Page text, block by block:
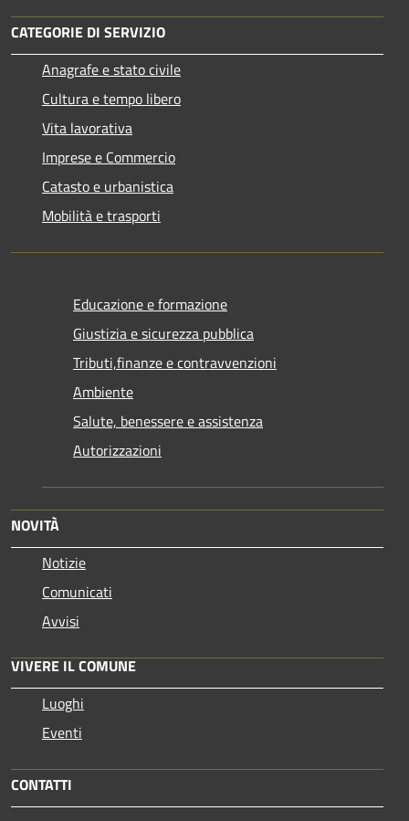
CATEGORIE DI SERVIZIO
Anagrafe e stato civile
Cultura e tempo libero
Vita lavorativa
Imprese e Commercio
Catasto e urbanistica
Mobilità e trasporti
Educazione e formazione
Giustizia e sicurezza pubblica
Tributi,finanze e contravvenzioni
Ambiente
Salute, benessere e assistenza
Autorizzazioni
NOVITÀ
Notizie
Comunicati
Avvisi
VIVERE IL COMUNE
Luoghi
Eventi
CONTATTI